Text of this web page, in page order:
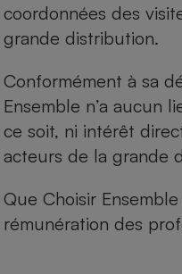
coordonnées des
grande distribution.
Conformément à sa
Ensemble n’a aucun
ce soit, ni intérêt
acteurs de la grande
Que Choisir
rémunération des